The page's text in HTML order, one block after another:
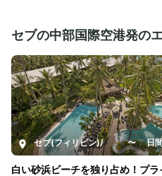
セブの中部国際空港発の
セブ(フィリピン)/ 4〜7日間
白い砂浜ビーチを独り占め！プ